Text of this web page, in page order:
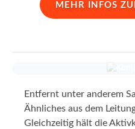
MEHR INFOS
Entfernt unter anderem
Ähnliches aus dem
Gleichzeitig hält die